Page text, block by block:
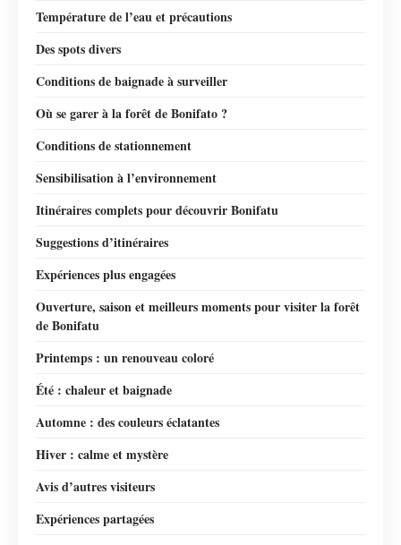
Température de l’eau et précautions
Des spots divers
Conditions de baignade à surveiller
Où se garer à la forêt de Bonifato ?
Conditions de stationnement
Sensibilisation à l’environnement
Itinéraires complets pour découvrir Bonifatu
Suggestions d’itinéraires
Expériences plus engagées
Ouverture, saison et meilleurs moments pour visiter la forêt
de Bonifatu
Printemps : un renouveau coloré
Été : chaleur et baignade
Automne : des couleurs éclatantes
Hiver : calme et mystère
Avis d’autres visiteurs
Expériences partagées